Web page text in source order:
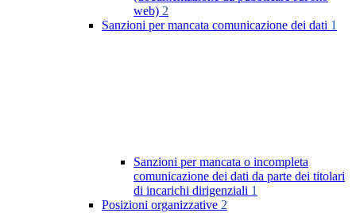
web) 2
Sanzioni per mancata comunicazione dei dati 1
Sanzioni per mancata o incompleta
comunicazione dei dati da parte dei titolari
di incarichi dirigenziali 1
Posizioni organizzative 2